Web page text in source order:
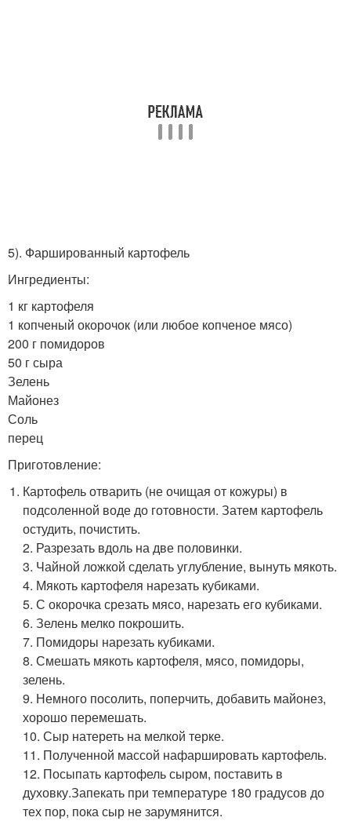
5). Фаршированный картофель
Ингредиенты:
1 кг картофеля
1 копченый окорочок (или любое копченое мясо)
200 г помидоров
50 г сыра
Зелень
Майонез
Соль
перец
Приготовление:
Картофель отварить (не очищая от кожуры) в
подсоленной воде до готовности. Затем картофель
остудить, почистить.
2. Разрезать вдоль на две половинки.
3. Чайной ложкой сделать углубление, вынуть мякоть.
4. Мякоть картофеля нарезать кубиками.
5. С окорочка срезать мясо, нарезать его кубиками.
6. Зелень мелко покрошить.
7. Помидоры нарезать кубиками.
8. Смешать мякоть картофеля, мясо, помидоры,
зелень.
9. Немного посолить, поперчить, добавить майонез,
хорошо перемешать.
10. Сыр натереть на мелкой терке.
11. Полученной массой нафаршировать картофель.
12. Посыпать картофель сыром, поставить в
духовку.Запекать при температуре 180 градусов до
тех пор, пока сыр не зарумянится.